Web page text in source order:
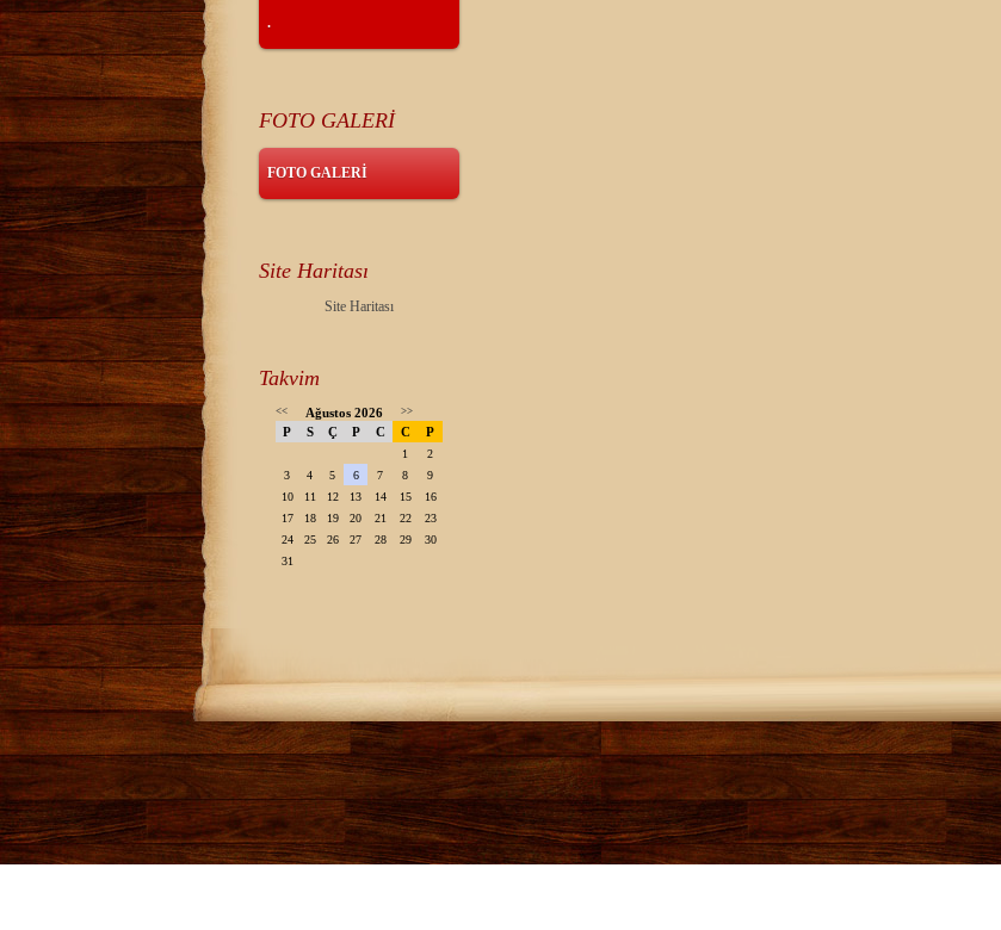
.
FOTO GALERİ
FOTO GALERİ
Site Haritası
Site Haritası
Takvim
<< Ağustos 2026 >>
P S Ç P C C P
1
2
3
4 5 6 7 8
9
10
11 12 13 14 15
16
17
18 19 20 21 22
23
24
25 26 27 28 29
30
31